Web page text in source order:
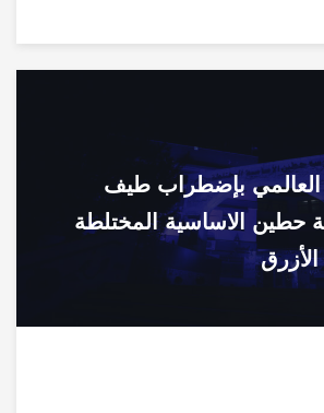
العالمي بإضطراب طيف
حطين الاساسية المختلطة